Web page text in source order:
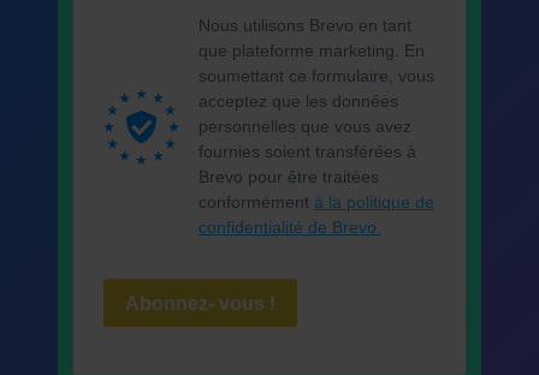
Nous utilisons Brevo en tant
que plateforme marketing. En
soumettant ce formulaire, vous
acceptez que les données
personnelles que vous avez
fournies soient transférées à
Brevo pour être traitées
conformément à la politique de
confidentialité de Brevo.
Abonnez- vous !